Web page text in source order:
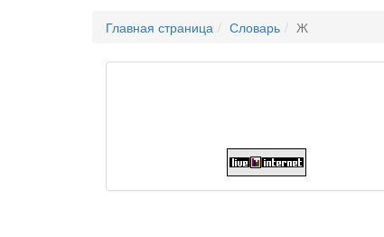
Главная страница Словарь Ж